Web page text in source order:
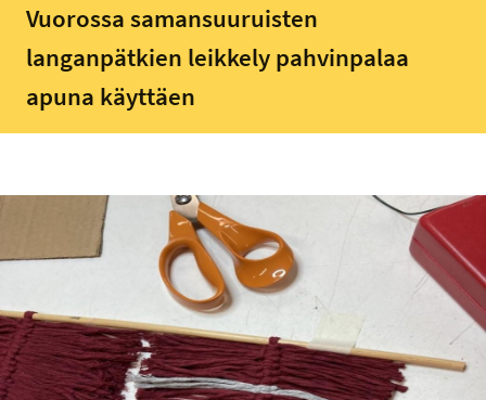
Vuorossa samansuuruisten
langanpätkien leikkely pahvinpalaa
apuna käyttäen